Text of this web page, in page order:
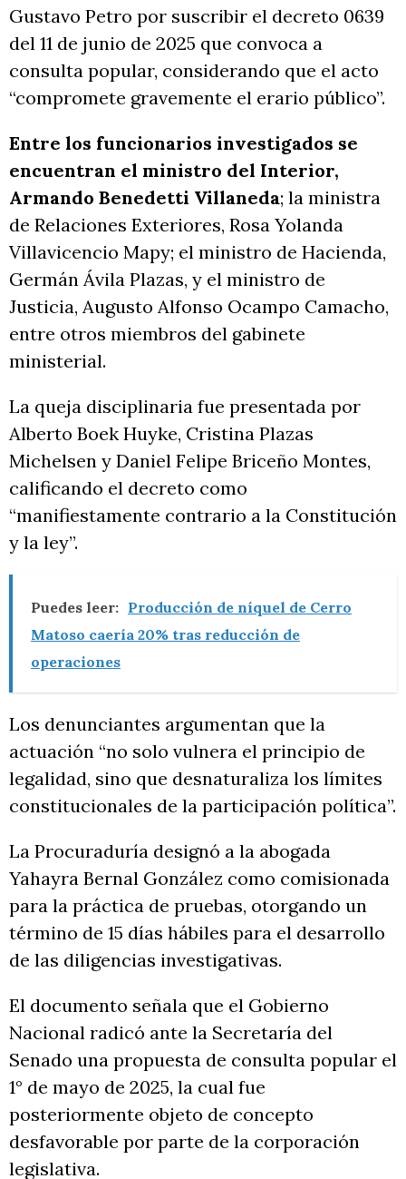
Gustavo Petro por suscribir el decreto 0639
del 11 de junio de 2025 que convoca a
consulta popular, considerando que el acto
“compromete gravemente el erario público”.
Entre los funcionarios investigados se
encuentran el ministro del Interior,
Armando Benedetti Villaneda; la ministra
de Relaciones Exteriores, Rosa Yolanda
Villavicencio Mapy; el ministro de Hacienda,
Germán Ávila Plazas, y el ministro de
Justicia, Augusto Alfonso Ocampo Camacho,
entre otros miembros del gabinete
ministerial.
La queja disciplinaria fue presentada por
Alberto Boek Huyke, Cristina Plazas
Michelsen y Daniel Felipe Briceño Montes,
calificando el decreto como
“manifiestamente contrario a la Constitución
y la ley”.
Puedes leer: Producción de níquel de Cerro
Matoso caería 20% tras reducción de
operaciones
Los denunciantes argumentan que la
actuación “no solo vulnera el principio de
legalidad, sino que desnaturaliza los límites
constitucionales de la participación política”.
La Procuraduría designó a la abogada
Yahayra Bernal González como comisionada
para la práctica de pruebas, otorgando un
término de 15 días hábiles para el desarrollo
de las diligencias investigativas.
El documento señala que el Gobierno
Nacional radicó ante la Secretaría del
Senado una propuesta de consulta popular el
1° de mayo de 2025, la cual fue
posteriormente objeto de concepto
desfavorable por parte de la corporación
legislativa.